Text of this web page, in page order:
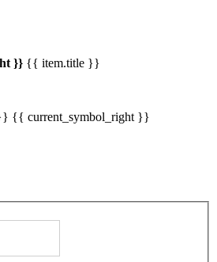
}} {{ item.title }}
{{ current_symbol_right }}